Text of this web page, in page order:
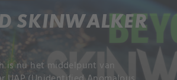
SKINWALKER
is nu het middelpunt van